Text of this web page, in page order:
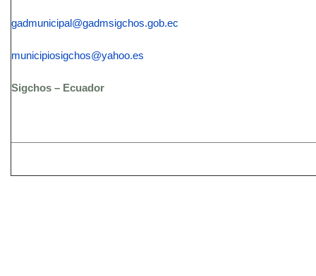
gadmunicipal@gadmsigchos.gob.ec
municipiosigchos@yahoo.es
Sigchos – Ecuador